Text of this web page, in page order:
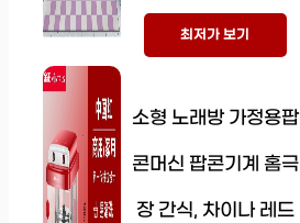
최저가 보기
소형 노래방 가정용팝
콘머신 팝콘기계 홈극
장 간식, 차이나 레드